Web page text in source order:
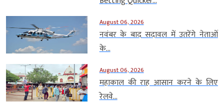
August 06, 2026
नवंबर के बाद सदावल में उतरेंगे नेताओं
के...
August 06, 2026
महाकाल की राह आसान करने के लिए
रेलवे...